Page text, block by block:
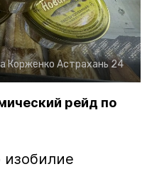
Корженко Астрахань 24
рейд по
изобилие